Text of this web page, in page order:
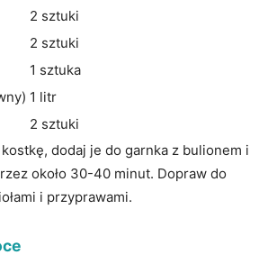
2 sztuki
2 sztuki
1⁤ sztuka
1 litr
2 sztuki
dodaj je do garnka z bulionem i
około 30-40 minut. Dopraw do
​i ⁤przyprawami.